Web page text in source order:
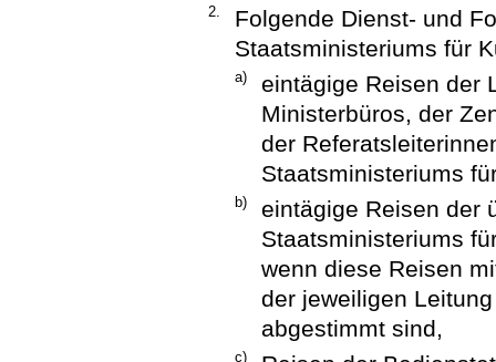
2.
Folgende Dienst- und
Staatsministeriums für
a)
eintägige Reisen der
Ministerbüros, der
der
Staatsministeriums
b)
eintägige Reisen der
Staatsministeriums
wenn diese Reisen
der jeweiligen
abgestimmt sind,
c)